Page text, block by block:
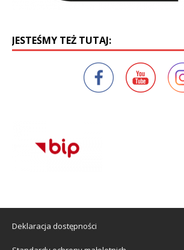
JESTEŚMY TEŻ TUTAJ:
Deklaracja dostępności